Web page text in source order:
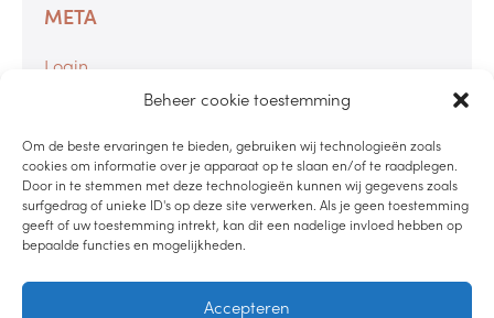
Beheer cookie toestemming
Om de beste ervaringen te bieden, gebruiken wij technologieën zoals
cookies om informatie over je apparaat op te slaan en/of te raadplegen.
Door in te stemmen met deze technologieën kunnen wij gegevens zoals
surfgedrag of unieke ID's op deze site verwerken. Als je geen toestemming
geeft of uw toestemming intrekt, kan dit een nadelige invloed hebben op
bepaalde functies en mogelijkheden.
Accepteren
META
Login
Berichten feed
WordPress.org